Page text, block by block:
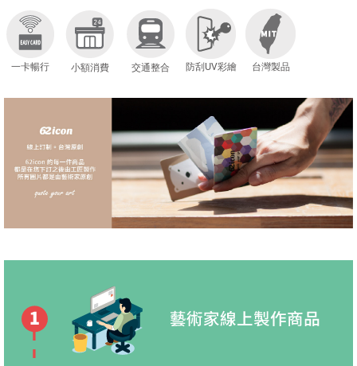
一卡暢行 小額消費 交通整合 防刮UV彩繪 台灣製品